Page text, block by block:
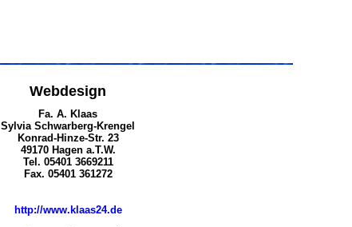
Webdesign
Fa. A. Klaas
Sylvia Schwarberg-Krengel
Konrad-Hinze-Str. 23
49170 Hagen a.T.W.
Tel. 05401 3669211
Fax. 05401 361272
http://www.klaas24.de